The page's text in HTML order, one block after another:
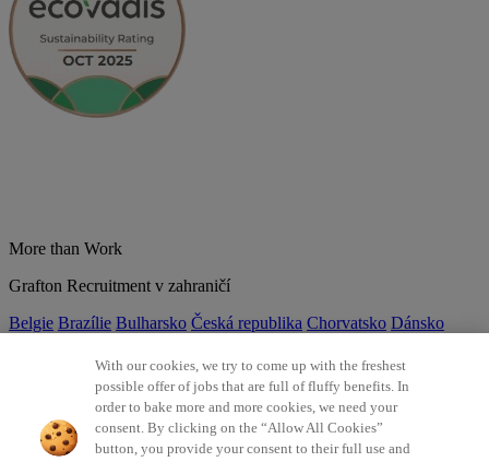
More than Work
Grafton Recruitment v zahraničí
Belgie Brazílie Bulharsko Česká republika Chorvatsko Dánsko
Německo Nizozemsko Norsko Polsko Portugalsko
Slovensko Španělsko Srbsko Švýcarsko Turecko
©2026 Všechna práva vyhrazena Grafton Recruitment
With our cookies, we try to come up with the freshest
possible offer of jobs that are full of fluffy benefits. In
order to bake more and more cookies, we need your
consent. By clicking on the “Allow All Cookies”
button, you provide your consent to their full use and